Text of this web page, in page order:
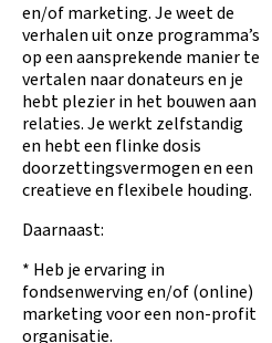
en/of marketing. Je weet de
verhalen uit onze programma’s
op een aansprekende manier te
vertalen naar donateurs en je
hebt plezier in het bouwen aan
relaties. Je werkt zelfstandig
en hebt een flinke dosis
doorzettingsvermogen en een
creatieve en flexibele houding.
Daarnaast:
* Heb je ervaring in
fondsenwerving en/of (online)
marketing voor een non-profit
organisatie.